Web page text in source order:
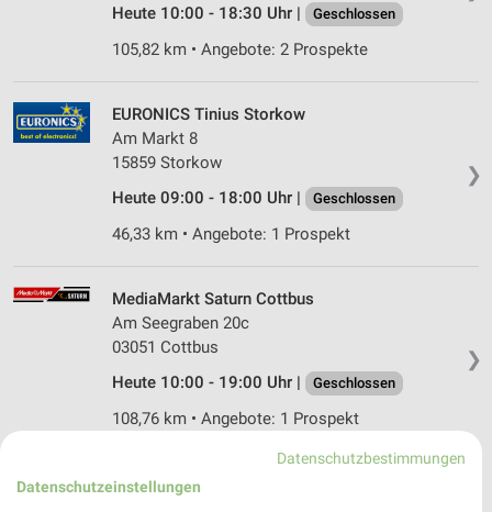
Heute 10:00 - 18:30 Uhr |
Geschlossen
105,82 km • Angebote: 2 Prospekte
❯
EURONICS Tinius Storkow
Am Markt 8
15859 Storkow
Heute 09:00 - 18:00 Uhr |
Geschlossen
46,33 km • Angebote: 1 Prospekt
❯
MediaMarkt Saturn Cottbus
Am Seegraben 20c
03051 Cottbus
Heute 10:00 - 19:00 Uhr |
Geschlossen
108,76 km • Angebote: 1 Prospekt
EP:Albrecht Lübben
Datenschutzbestimmungen
Datenschutzeinstellungen